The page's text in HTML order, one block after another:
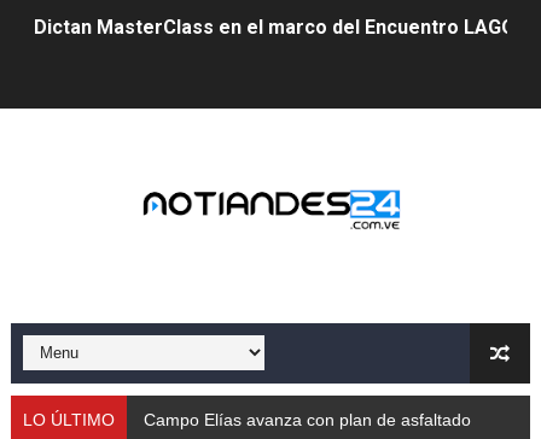
Dictan MasterClass en el marco del Encuentro LAGO
Gobernador Arnaldo Sánchez apadrina a más de 993
Mérida fortalece su reserva deportiva de cara a
Gobernación de Mérida instalará mesa de trabajo con
LO ÚLTIMO Campo Elías avanza con plan de asfaltado